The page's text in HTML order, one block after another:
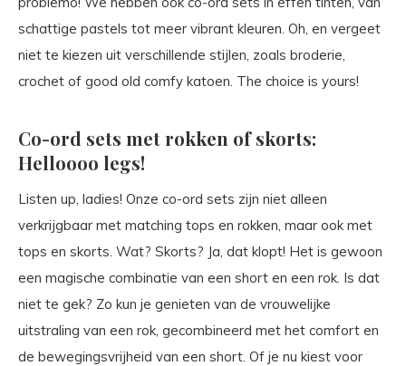
schattige pastels tot meer vibrant kleuren. Oh, en vergeet
niet te kiezen uit verschillende stijlen, zoals broderie,
crochet of good old comfy katoen. The choice is yours!
Co-ord sets met rokken of skorts:
Helloooo legs!
Listen up, ladies! Onze co-ord sets zijn niet alleen
verkrijgbaar met matching tops en rokken, maar ook met
tops en skorts. Wat? Skorts? Ja, dat klopt! Het is gewoon
een magische combinatie van een short en een rok. Is dat
niet te gek? Zo kun je genieten van de vrouwelijke
uitstraling van een rok, gecombineerd met het comfort en
de bewegingsvrijheid van een short. Of je nu kiest voor